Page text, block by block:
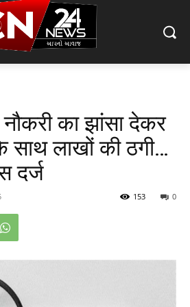
का झांसा देकर
लाखों की ठगी…
दर्ज
0
153